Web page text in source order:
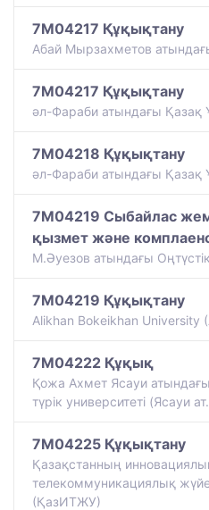
7M04217 Құқықтану
Абай Мырзахметов
7M04217 Құқықтану
әл-Фараби атындағы Қазақ
7M04218 Құқықтану
әл-Фараби атындағы Қазақ
7M04219 Сыбайлас
қызмет және
М.Әуезов атындағы
7M04219 Құқықтану
Alikhan Bokeikhan University
7M04222 Құқық
Қожа Ахмет Ясауи
түрiк университетi (Ясауи
7M04225 Құқықтану
Қазақстанның
телекоммуникациялық
(ҚазИТЖУ)